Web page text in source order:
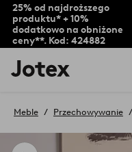
25% od najdroższego
produktu* + 10%
dodatkowo na obniżone
ceny**. Kod: 424882
Logo
Jotex
na
stronę
Meble Przechowywanie